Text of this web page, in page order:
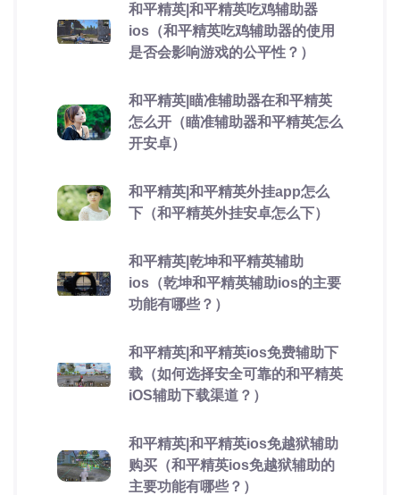
和平精英|和平精英吃鸡辅助器
ios（和平精英吃鸡辅助器的使用
是否会影响游戏的公平性？）
和平精英|瞄准辅助器在和平精英
怎么开（瞄准辅助器和平精英怎么
开安卓）
和平精英|和平精英外挂app怎么
下（和平精英外挂安卓怎么下）
和平精英|乾坤和平精英辅助
ios（乾坤和平精英辅助ios的主要
功能有哪些？）
和平精英|和平精英ios免费辅助下
载（如何选择安全可靠的和平精英
iOS辅助下载渠道？）
和平精英|和平精英ios免越狱辅助
购买（和平精英ios免越狱辅助的
主要功能有哪些？）